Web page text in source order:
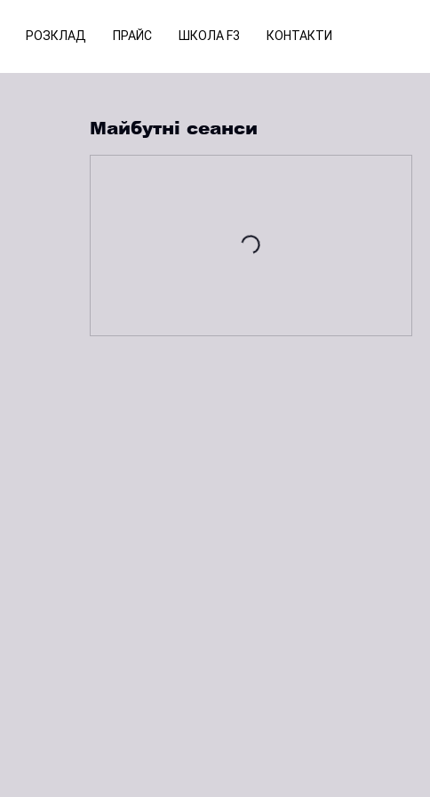
РОЗКЛАД ПРАЙС ШКОЛА F3 КОНТАКТИ
Майбутні сеанси